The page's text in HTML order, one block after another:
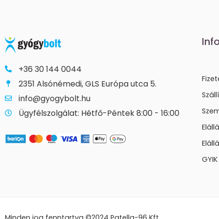
+36 30 144 0044
2351 Alsónémedi, GLS Európa utca 5.
info@gyogybolt.hu
Ügyfélszolgálat: Hétfő-Péntek 8:00 - 16:00
GYIK